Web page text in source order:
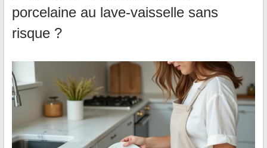
porcelaine au lave-vaisselle sans
risque ?